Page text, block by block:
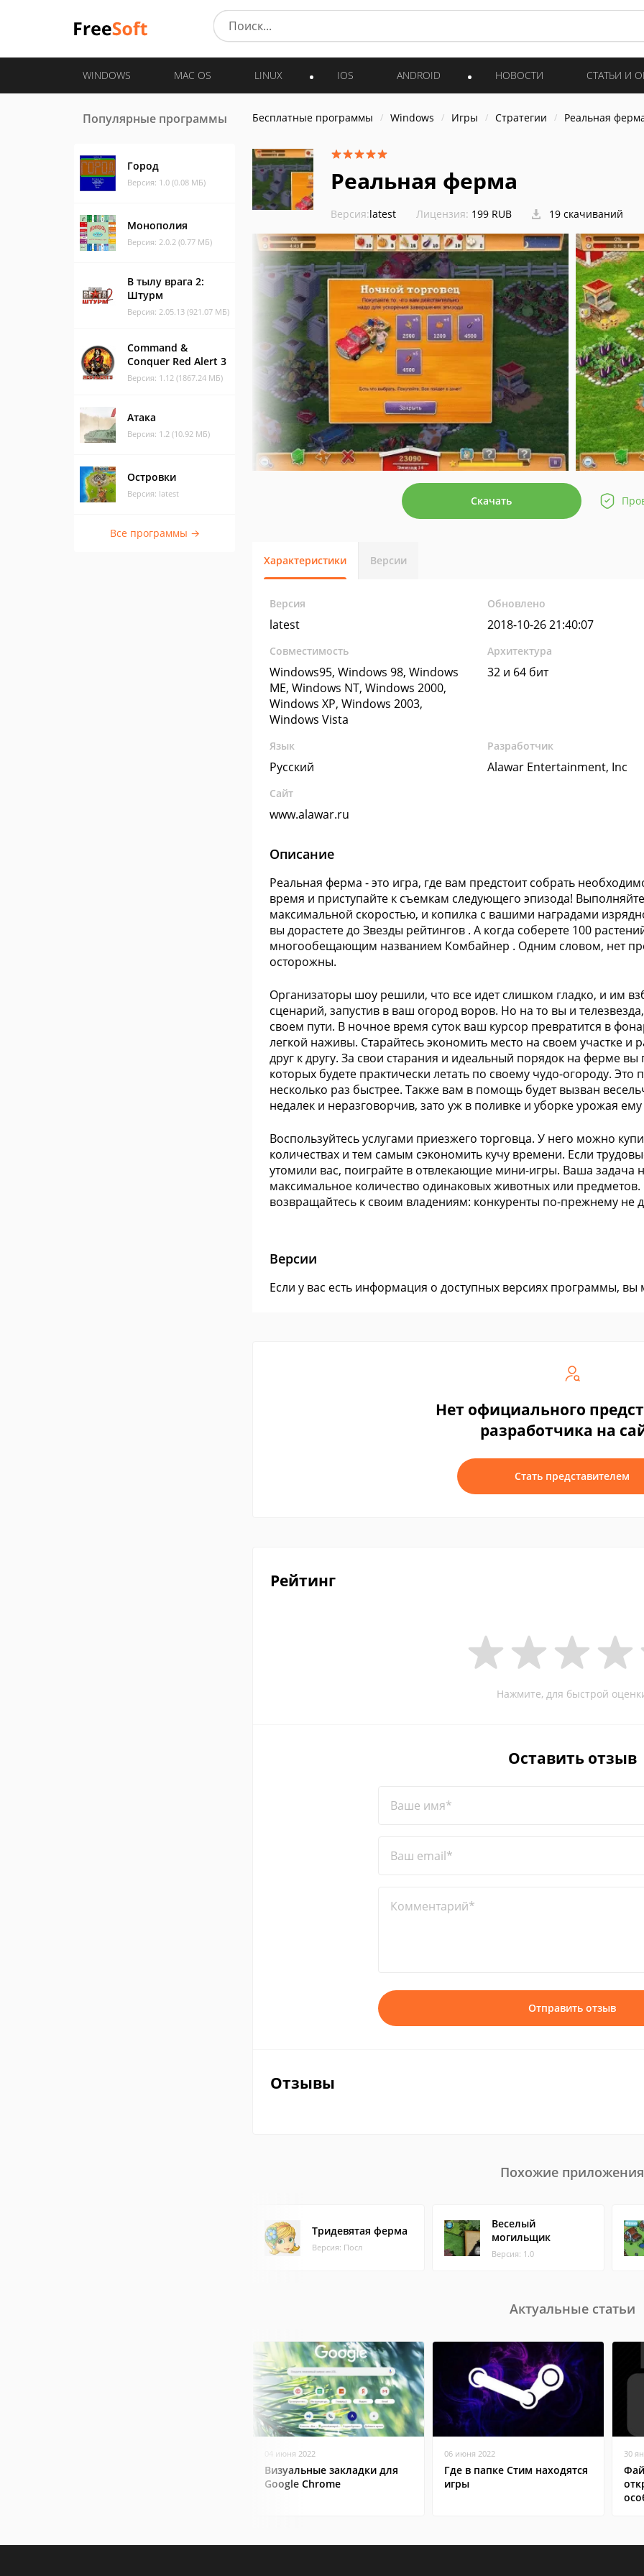
WINDOWS MAC OS LINUX IOS ANDROID НОВОСТИ СТАТЬИ И
Популярные программы
Город
Версия: 1.0 (0.08 МБ)
Монополия
Версия: 2.0.2 (0.77 МБ)
В тылу врага 2:
Штурм
Версия: 2.05.13 (921.07 МБ)
Command &
Conquer Red Alert 3
Версия: 1.12 (1867.24 МБ)
Атака
Версия: 1.2 (10.92 МБ)
Островки
Версия: latest
Все программы →
Бесплатные программы Windows Игры Стратегии Реальная
Реальная ферма
Версия:latest Лицензия: 199 RUB 19 скачиваний
Скачать
Характеристики Версии
Версия
latest
Обновлено
2018-10-26 21:40:07
Совместимость
Windows95, Windows 98, Windows
ME, Windows NT, Windows 2000,
Windows XP, Windows 2003,
Windows Vista
Архитектура
32 и 64 бит
Язык
Русский
Разработчик
Alawar Entertainment, Inc
Сайт
www.alawar.ru
Описание
Реальная ферма - это игра, где вам предстоит собрать
время и приступайте к съемкам следующего эпизода!
максимальной скоростью, и копилка с вашими наградами
вы дорастете до Звезды рейтингов . А когда соберете 100
многообещающим названием Комбайнер . Одним словом, нет
осторожны.
Организаторы шоу решили, что все идет слишком гладко, и им
сценарий, запустив в ваш огород воров. Но на то вы и
своем пути. В ночное время суток ваш курсор превратится в
легкой наживы. Старайтесь экономить место на своем участке
друг к другу. За свои старания и идеальный порядок на ферме
которых будете практически летать по своему чудо-огороду.
несколько раз быстрее. Также вам в помощь будет вызван
недалек и неразговорчив, зато уж в поливке и уборке урожая
Воспользуйтесь услугами приезжего торговца. У него можно
количествах и тем самым сэкономить кучу времени. Если
утомили вас, поиграйте в отвлекающие мини-игры. Ваша задача
максимальное количество одинаковых животных или предметов.
возвращайтесь к своим владениям: конкуренты по-прежнему не
Версии
Если у вас есть информация о доступных версиях программы,
Нет официального
разработчика на
Стать представителем
Рейтинг
Нажмите, для быстрой
Оставить отзыв
Ваше имя*
Ваш email*
Комментарий*
Отправить отзыв
Отзывы
Похожие приложения
Тридевятая ферма
Версия: Посл
Веселый
могильщик
Версия: 1.0
Актуальные статьи
04 июня 2022
Визуальные закладки для
Google Chrome
06 июня 2022
Где в папке Стим находятся
игры
30